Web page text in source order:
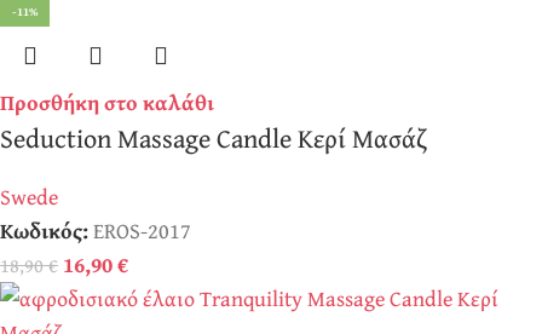
-11%
Προσθήκη στο καλάθι
Seduction Massage Candle Κερί Μασάζ
Swede
Κωδικός:EROS-2017
18,90€ 16,90€